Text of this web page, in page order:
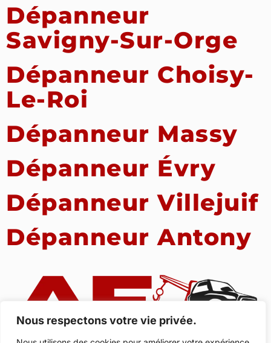
Nous respectons votre vie privée.
Dépanneur
Savigny-Sur-Orge
Dépanneur Choisy-
Le-Roi
Dépanneur Massy
Dépanneur Évry
Dépanneur Villejuif
Dépanneur Antony